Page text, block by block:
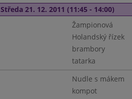
Středa 21. 12. 2011 (11:45 - 14:00)
Žampionová
Holandský řízek
brambory
tatarka
Nudle s mákem
kompot